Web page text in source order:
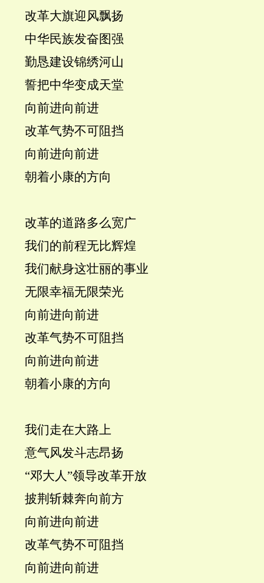
改革大旗迎风飘扬
中华民族发奋图强
勤恳建设锦绣河山
誓把中华变成天堂
向前进向前进
改革气势不可阻挡
向前进向前进
朝着小康的方向
改革的道路多么宽广
我们的前程无比辉煌
我们献身这壮丽的事业
无限幸福无限荣光
向前进向前进
改革气势不可阻挡
向前进向前进
朝着小康的方向
我们走在大路上
意气风发斗志昂扬
“邓大人”领导改革开放
披荆斩棘奔向前方
向前进向前进
改革气势不可阻挡
向前进向前进